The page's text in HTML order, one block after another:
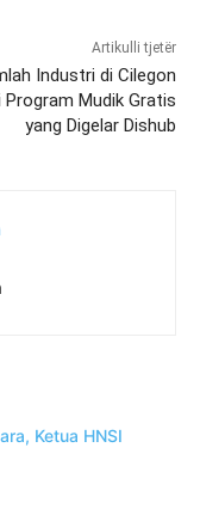
Artikulli tjetër
Industri di Cilegon
Program Mudik Gratis
yang Digelar Dishub
Ketua HNSI